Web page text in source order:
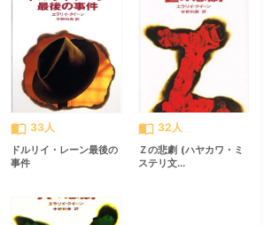
import_contacts 33人
ドルリイ・レーン最後の
事件
import_contacts 32人
Ｚの悲劇 (ハヤカワ・ミ
ステリ文...